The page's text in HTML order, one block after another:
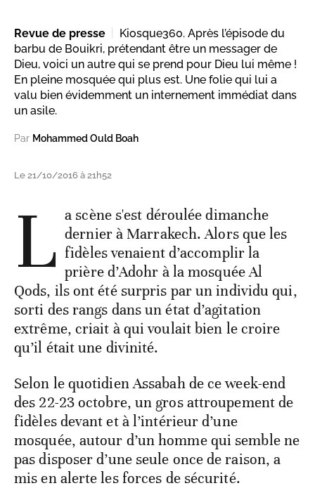
Revue de presse
Kiosque360. Après l’épisode du
barbu de Bouikri, prétendant être un messager de
Dieu, voici un autre qui se prend pour Dieu lui même !
En pleine mosquée qui plus est. Une folie qui lui a
valu bien évidemment un internement immédiat dans
un asile.
Par Mohammed Ould Boah
Le 21/10/2016 à 21h52
L a scène s'est déroulée dimanche
dernier à Marrakech. Alors que les
fidèles venaient d’accomplir la
prière d’Adohr à la mosquée Al
Qods, ils ont été surpris par un individu qui,
sorti des rangs dans un état d’agitation
extrême, criait à qui voulait bien le croire
qu’il était une divinité.
Selon le quotidien Assabah de ce week-end
des 22-23 octobre, un gros attroupement de
fidèles devant et à l’intérieur d’une
mosquée, autour d’un homme qui semble ne
pas disposer d’une seule once de raison, a
mis en alerte les forces de sécurité.